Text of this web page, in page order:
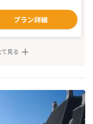
プラン詳細
見る